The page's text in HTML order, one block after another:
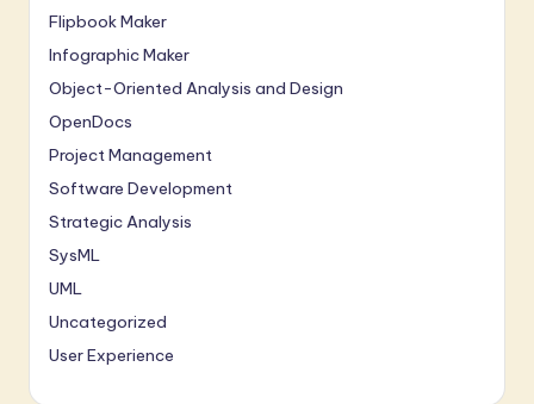
Flipbook Maker
Infographic Maker
Object-Oriented Analysis and Design
OpenDocs
Project Management
Software Development
Strategic Analysis
SysML
UML
Uncategorized
User Experience